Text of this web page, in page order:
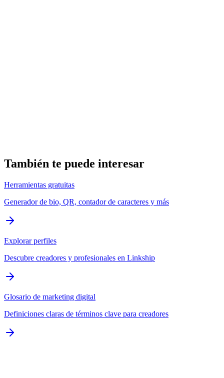
También te puede interesar
Herramientas gratuitas
Generador de bio, QR, contador de caracteres y más
Explorar perfiles
Descubre creadores y profesionales en Linkship
Glosario de marketing digital
Definiciones claras de términos clave para creadores